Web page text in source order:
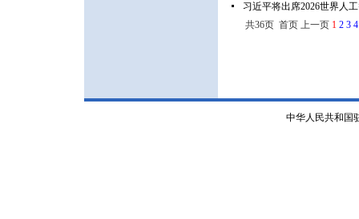
习近平将出席2026世界人
共36页 首页 上一页 1 2 3 4
中华人民共和国